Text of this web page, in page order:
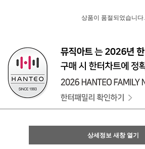
상품이 품절되었습니다.
상세정보 새창 열기